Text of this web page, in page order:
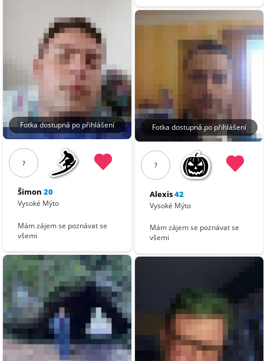
Fotka dostupná po přihlášení
?
Šimon 20
Vysoké Mýto
Mám zájem se poznávat se
všemi
Fotka dostupná po přihlášení
?
Alexis42
Vysoké Mýto
Mám zájem se poznávat se
všemi